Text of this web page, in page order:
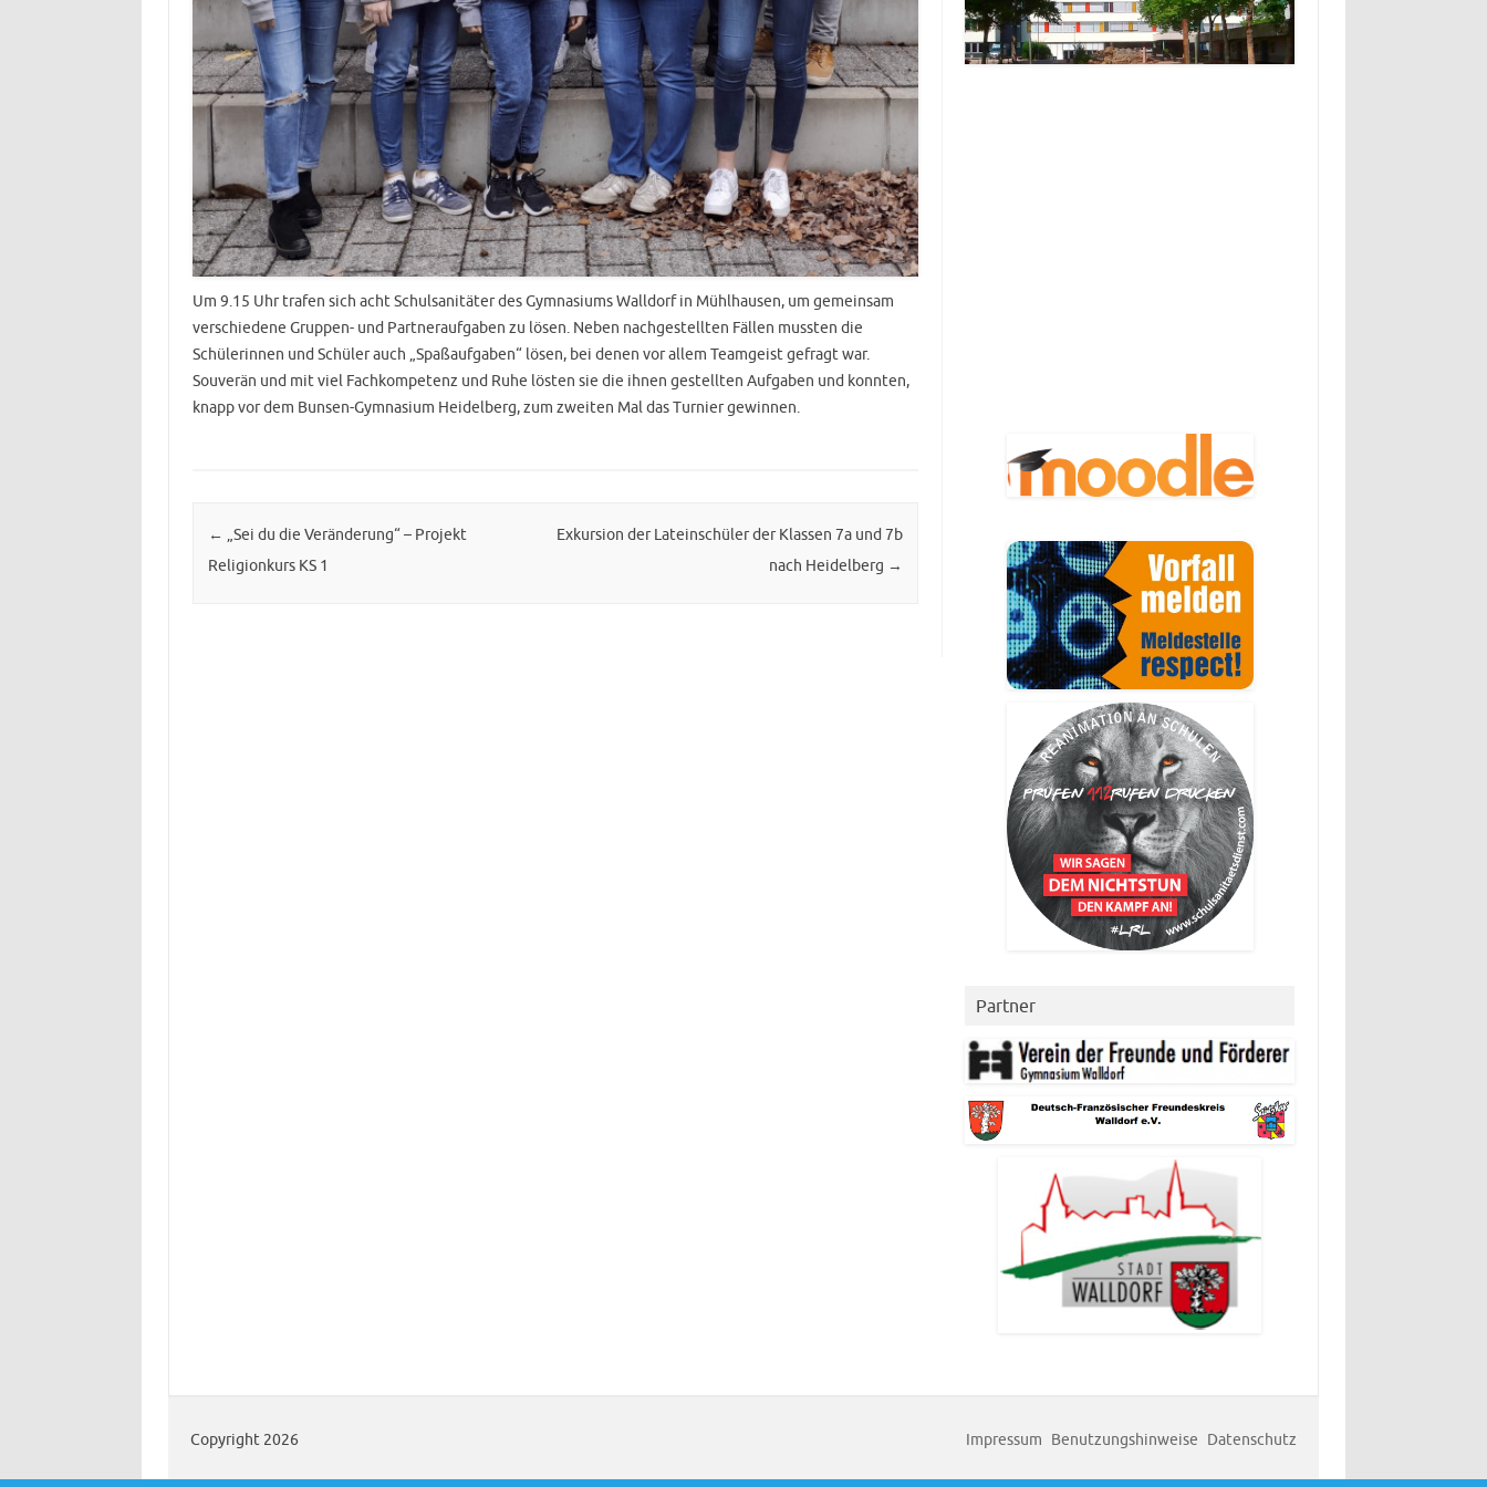
Um 9.15 Uhr trafen sich acht Schulsanitäter des Gymnasiums Walldorf in Mühlhausen, um gemeinsam
verschiedene Gruppen- und Partneraufgaben zu lösen. Neben nachgestellten Fällen mussten die
Schülerinnen und Schüler auch „Spaßaufgaben“ lösen, bei denen vor allem Teamgeist gefragt war.
Souverän und mit viel Fachkompetenz und Ruhe lösten sie die ihnen gestellten Aufgaben und konnten,
knapp vor dem Bunsen-Gymnasium Heidelberg, zum zweiten Mal das Turnier gewinnen.
Post navigation
←
„Sei du die Veränderung“ – Projekt
Religionkurs KS 1
Exkursion der Lateinschüler der Klassen 7a und 7b
nach Heidelberg →
Partner
Copyright 2026 Impressum Benutzungshinweise Datenschutz